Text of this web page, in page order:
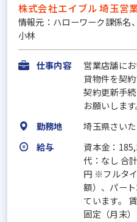
株式会社エイブル 埼玉営
情報元：ハローワーク課係名
小林
仕事内容
営業店舗に
貸物件を契
契約更新手
お願いしま
勤務地
埼玉県さい
給与
資本金：
代：なし 合
円 ※フルタ
額）、パー
ています。
固定（月末